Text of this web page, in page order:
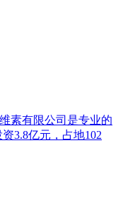
素有限公司是专业的
3.8亿元，占地102